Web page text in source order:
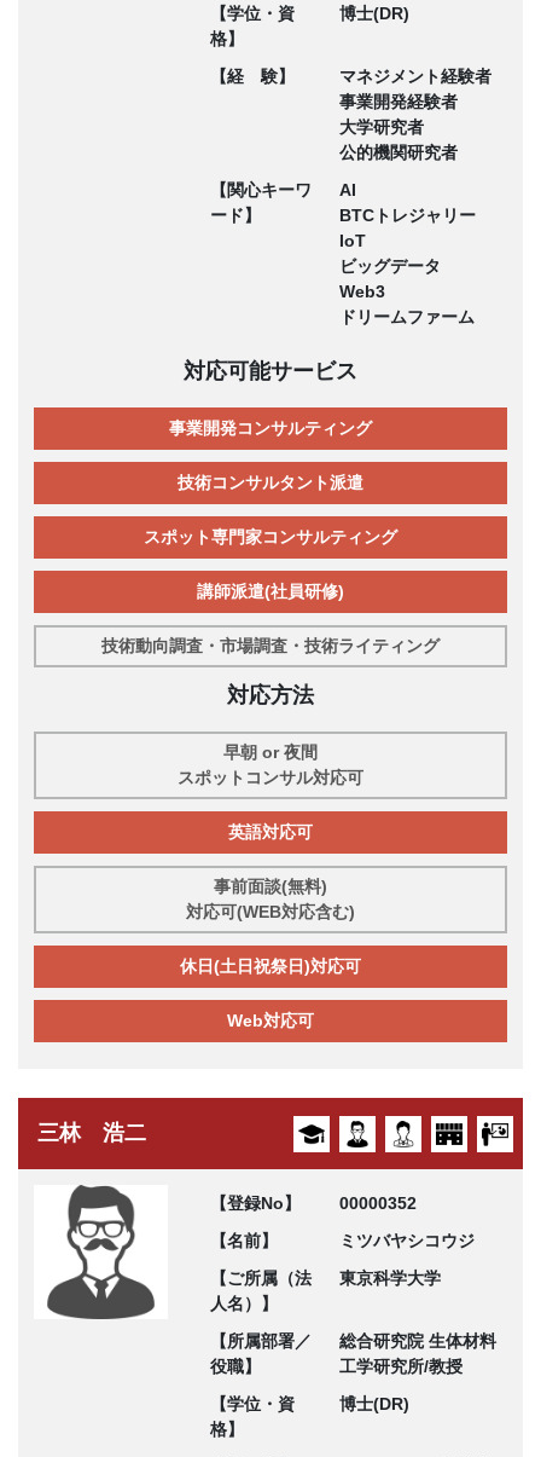
【学位・資
格】
博士(DR)
【経 験】
マネジメント経験者
事業開発経験者
大学研究者
公的機関研究者
【関心キーワ
ード】
AI
BTCトレジャリー
IoT
ビッグデータ
Web3
ドリームファーム
対応可能サービス
事業開発コンサルティング
技術コンサルタント派遣
スポット専門家コンサルティング
講師派遣(社員研修)
技術動向調査・市場調査・技術ライティング
対応方法
早朝 or 夜間
スポットコンサル対応可
英語対応可
事前面談(無料)
対応可(WEB対応含む)
休日(土日祝祭日)対応可
Web対応可
三林 浩二
【登録No】
00000352
【名前】
ミツバヤシコウジ
【ご所属（法
人名）】
東京科学大学
【所属部署／
役職】
総合研究院 生体材料
工学研究所/教授
【学位・資
格】
博士(DR)